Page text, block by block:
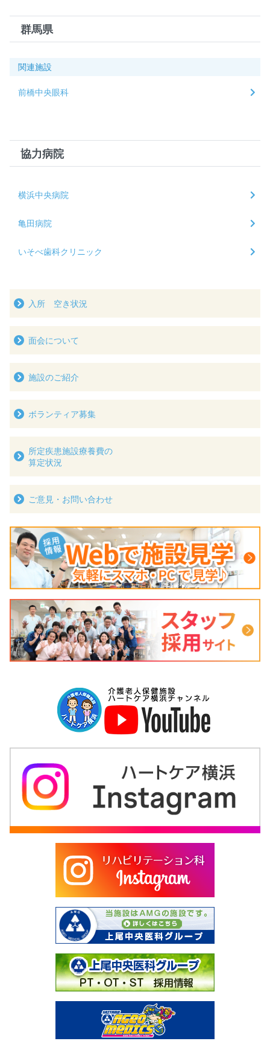
群馬県
関連施設
前橋中央眼科
協力病院
横浜中央病院
亀田病院
いそべ歯科クリニック
入所 空き状況
面会について
施設のご紹介
ボランティア募集
所定疾患施設療養費の
算定状況
ご意見・お問い合わせ